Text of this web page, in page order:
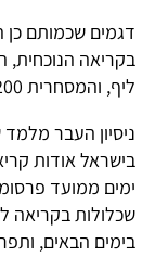
דגמים שכמותם כן
בקריאה הנוכחית,
ליף, והמסחרית NV200.
ניסיון העבר
בישראל אודות
ימים ממועד
שכלולות בקריאה
בימים הבאים,